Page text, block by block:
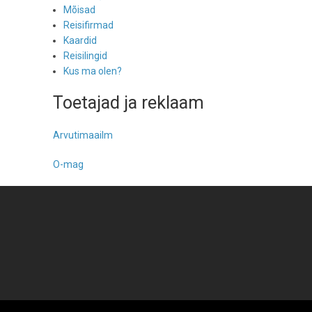
Mõisad
Reisifirmad
Kaardid
Reisilingid
Kus ma olen?
Toetajad ja reklaam
Arvutimaailm
O-mag